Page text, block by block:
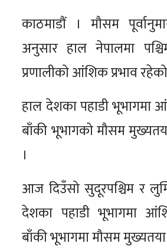
काठमाडौं । मौसम
अनुसार हाल नेपालमा
प्रणालीको आंशिक प्रभाव
हाल देशका पहाडी भूभागमा
बाँकी भूभागको मौसम
।
आज दिउँसो सुदूरपश्चिम र
देशका पहाडी भूभागमा
बाँकी भूभागमा मौसम